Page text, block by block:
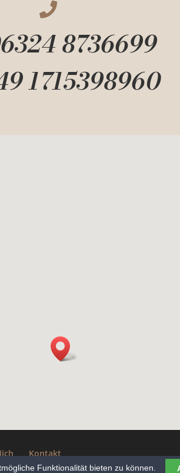

8736699
1715398960
Kontakt
Funktionalität bieten zu können.